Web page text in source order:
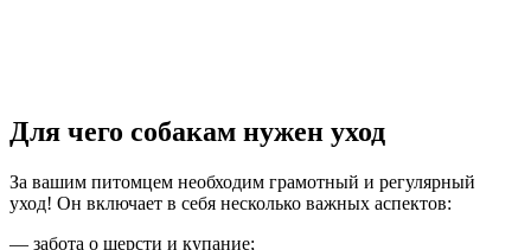
Для чего собакам нужен уход
За вашим питомцем необходим грамотный и регулярный
уход! Он включает в себя несколько важных аспектов:
— забота о шерсти и купание;